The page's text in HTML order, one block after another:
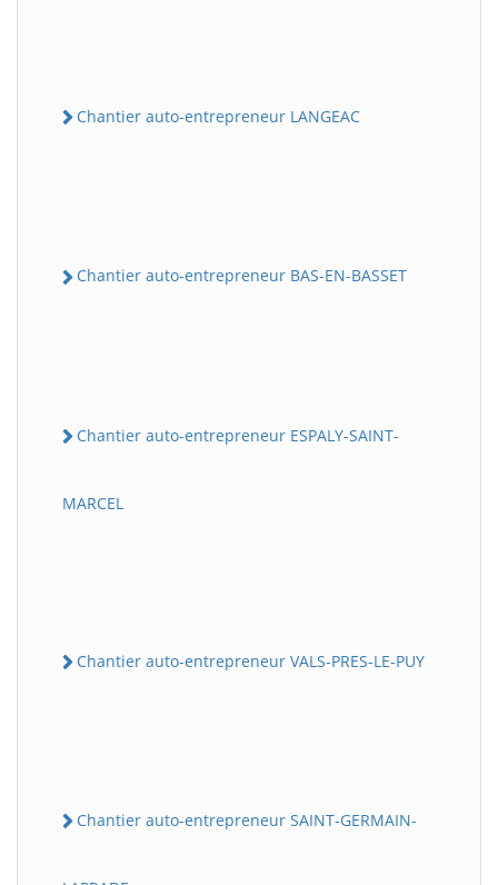
Chantier auto-entrepreneur LANGEAC
Chantier auto-entrepreneur BAS-EN-BASSET
Chantier auto-entrepreneur ESPALY-SAINT-
MARCEL
Chantier auto-entrepreneur VALS-PRES-LE-PUY
Chantier auto-entrepreneur SAINT-GERMAIN-